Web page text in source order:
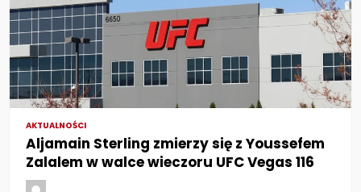
AKTUALNOŚCI
Aljamain Sterling zmierzy się z Youssefem
Zalalem w walce wieczoru UFC Vegas 116